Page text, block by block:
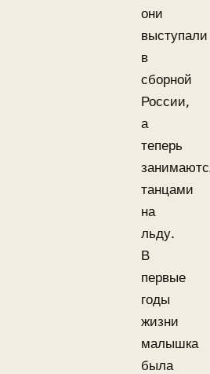
они
выступали
в
сборной
России,
а
теперь
танцами
на
льду.
В
первые
годы
жизни
малышка
была